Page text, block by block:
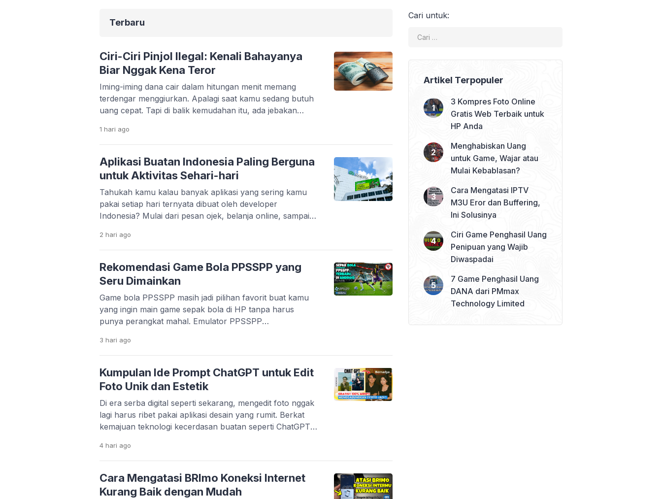
Terbaru
Ciri-Ciri Pinjol Ilegal: Kenali Bahayanya
Biar Nggak Kena Teror
Iming-iming dana cair dalam hitungan menit memang
terdengar menggiurkan. Apalagi saat kamu sedang butuh
uang cepat. Tapi di balik kemudahan itu, ada jebakan
kehidupan pribadimu. Fenomena pinjaman online ilegal
makin marak. Banyak aplikasi bodong yang
memanfaatkan situasi darurat seseorang. Tanpa sadar,
korban bisa terjebak bunga tinggi, biaya tersembunyi, […]
1 hari ago
Aplikasi Buatan Indonesia Paling Berguna
untuk Aktivitas Sehari-hari
Tahukah kamu kalau banyak aplikasi yang sering kamu
pakai setiap hari ternyata dibuat oleh developer
Indonesia? Mulai dari pesan ojek, belanja online, sampai
bangsa. Perkembangan teknologi digital di Indonesia
memang sangat pesat. Banyak startup lokal yang berhasil
menciptakan solusi praktis untuk kebutuhan harian. Tidak
hanya mempermudah hidup, aplikasi […]
2 hari ago
Rekomendasi Game Bola PPSSPP yang
Seru Dimainkan
Game bola PPSSPP masih jadi pilihan favorit buat kamu
yang ingin main game sepak bola di HP tanpa harus
punya perangkat mahal. Emulator PPSSPP
lancar, bahkan di HP dengan spesifikasi menengah ke
bawah. Menariknya, beberapa game masih mendapatkan
update dari komunitas. Mulai dari transfer pemain terbaru
sampai patch liga […]
3 hari ago
Kumpulan Ide Prompt ChatGPT untuk Edit
Foto Unik dan Estetik
Di era serba digital seperti sekarang, mengedit foto nggak
lagi harus ribet pakai aplikasi desain yang rumit. Berkat
kemajuan teknologi kecerdasan buatan seperti ChatGPT,
tampilan foto jadi lebih estetik dan unik. Mulai dari efek
sinematik ala film, tampilan 3D yang modern, sampai gaya
anime yang lucu, semuanya bisa […]
4 hari ago
Cara Mengatasi BRImo Koneksi Internet
Kurang Baik dengan Mudah
Cari untuk:
Artikel Terpopuler
3 Kompres Foto Online
Gratis Web Terbaik untuk
HP Anda
Menghabiskan Uang
untuk Game, Wajar atau
Mulai Kebablasan?
Cara Mengatasi IPTV
M3U Eror dan Buffering,
Ini Solusinya
Ciri Game Penghasil Uang
Penipuan yang Wajib
Diwaspadai
7 Game Penghasil Uang
DANA dari PMmax
Technology Limited